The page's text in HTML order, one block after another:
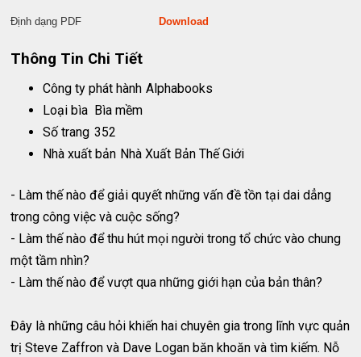
Định dạng PDF Download
Thông Tin Chi Tiết
Công ty phát hành Alphabooks
Loại bìa Bìa mềm
Số trang 352
Nhà xuất bản Nhà Xuất Bản Thế Giới
- Làm thế nào để giải quyết những vấn đề tồn tại dai dẳng
trong công việc và cuộc sống?
- Làm thế nào để thu hút mọi người trong tổ chức vào chung
một tầm nhìn?
- Làm thế nào để vượt qua những giới hạn của bản thân?
Đây là những câu hỏi khiến hai chuyên gia trong lĩnh vực quản
trị Steve Zaffron và Dave Logan băn khoăn và tìm kiếm. Nỗ